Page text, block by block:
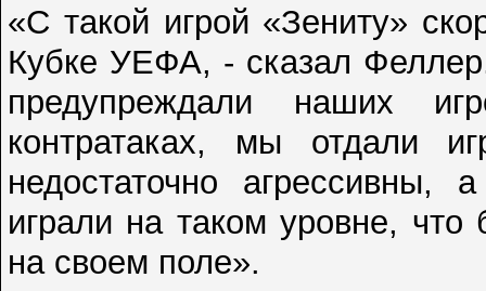
«С такой игрой «Зениту»
Кубке УЕФА, - сказал
предупреждали наших
контратаках, мы
недостаточно агрессивны,
играли на таком уровне,
на своем поле».